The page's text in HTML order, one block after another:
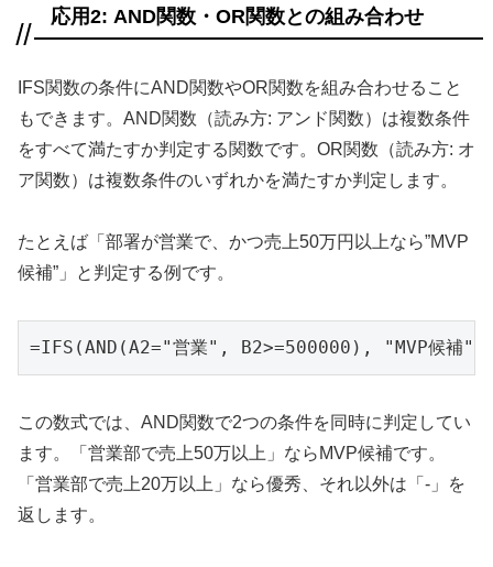
応用2: AND関数・OR関数との組み合わせ
IFS関数の条件にAND関数やOR関数を組み合わせること
もできます。AND関数（読み方: アンド関数）は複数条件
をすべて満たすか判定する関数です。OR関数（読み方: オ
ア関数）は複数条件のいずれかを満たすか判定します。
たとえば「部署が営業で、かつ売上50万円以上なら”MVP
候補”」と判定する例です。
=IFS(AND(A2="営業", B2>=500000), "MVP候
この数式では、AND関数で2つの条件を同時に判定してい
ます。「営業部で売上50万以上」ならMVP候補です。
「営業部で売上20万以上」なら優秀、それ以外は「-」を
返します。